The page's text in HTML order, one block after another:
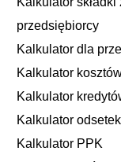
przedsiębiorcy
Kalkulator dla
Kalkulator
Kalkulator
Kalkulator
Kalkulator PPK